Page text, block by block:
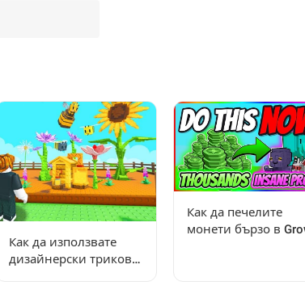
Как да използвате
дизайнерски трикове
Как да печелите
монети бързо в